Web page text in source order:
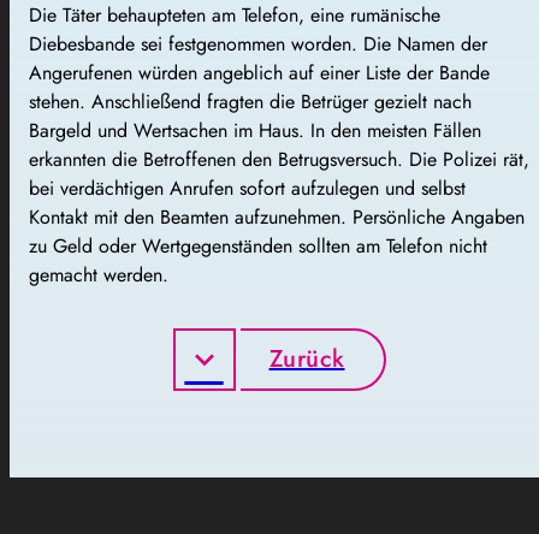
Die Täter behaupteten am Telefon, eine rumänische
Diebesbande sei festgenommen worden. Die Namen der
Angerufenen würden angeblich auf einer Liste der Bande
stehen. Anschließend fragten die Betrüger gezielt nach
Bargeld und Wertsachen im Haus. In den meisten Fällen
erkannten die Betroffenen den Betrugsversuch. Die Polizei rät,
bei verdächtigen Anrufen sofort aufzulegen und selbst
Kontakt mit den Beamten aufzunehmen. Persönliche Angaben
zu Geld oder Wertgegenständen sollten am Telefon nicht
gemacht werden.
Zurück